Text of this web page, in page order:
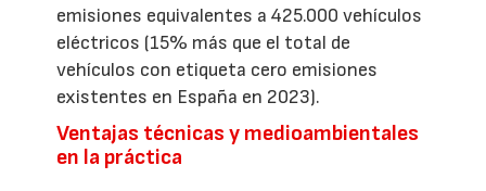
emisiones equivalentes a 425.000 vehículos
eléctricos (15% más que el total de
vehículos con etiqueta cero emisiones
existentes en España en 2023).
Ventajas técnicas y medioambientales
en la práctica